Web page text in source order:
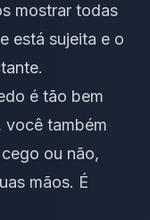
mostrar todas
está sujeita e o
é tão bem
você também
ou não,
mãos. É